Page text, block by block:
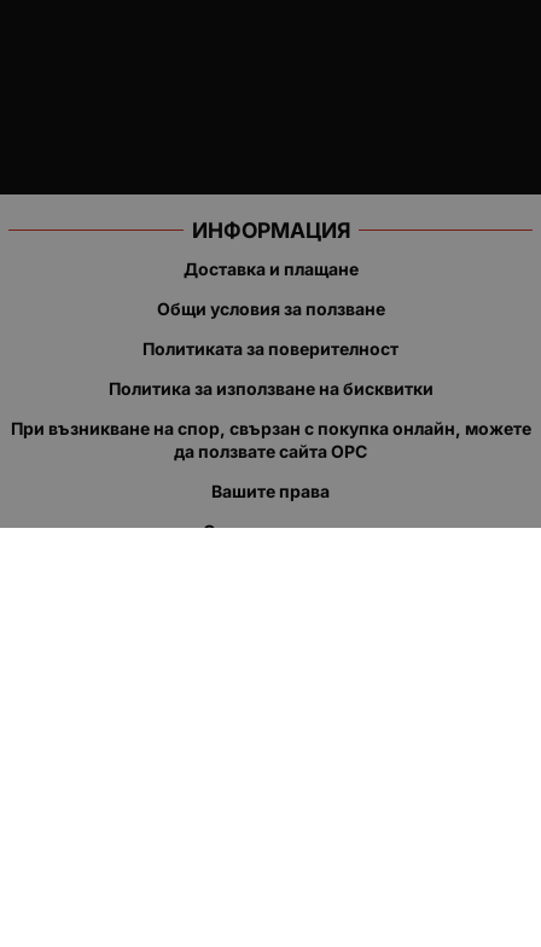
ИНФОРМАЦИЯ
Доставка и плащане
Общи условия за ползване
Политиката за поверителност
Политика за използване на бисквитки
При възникване на спор, свързан с покупка онлайн, можете
да ползвате сайта ОРС
Вашите права
Отказ от сделка